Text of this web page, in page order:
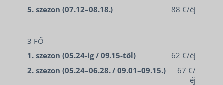
5. szezon (07.12–08.18.)
88 €/éj
3 FŐ
1. szezon (05.24-ig / 09.15-től)
62 €/éj
2. szezon (05.24–06.28. / 09.01–09.15.)
67 €/
éj